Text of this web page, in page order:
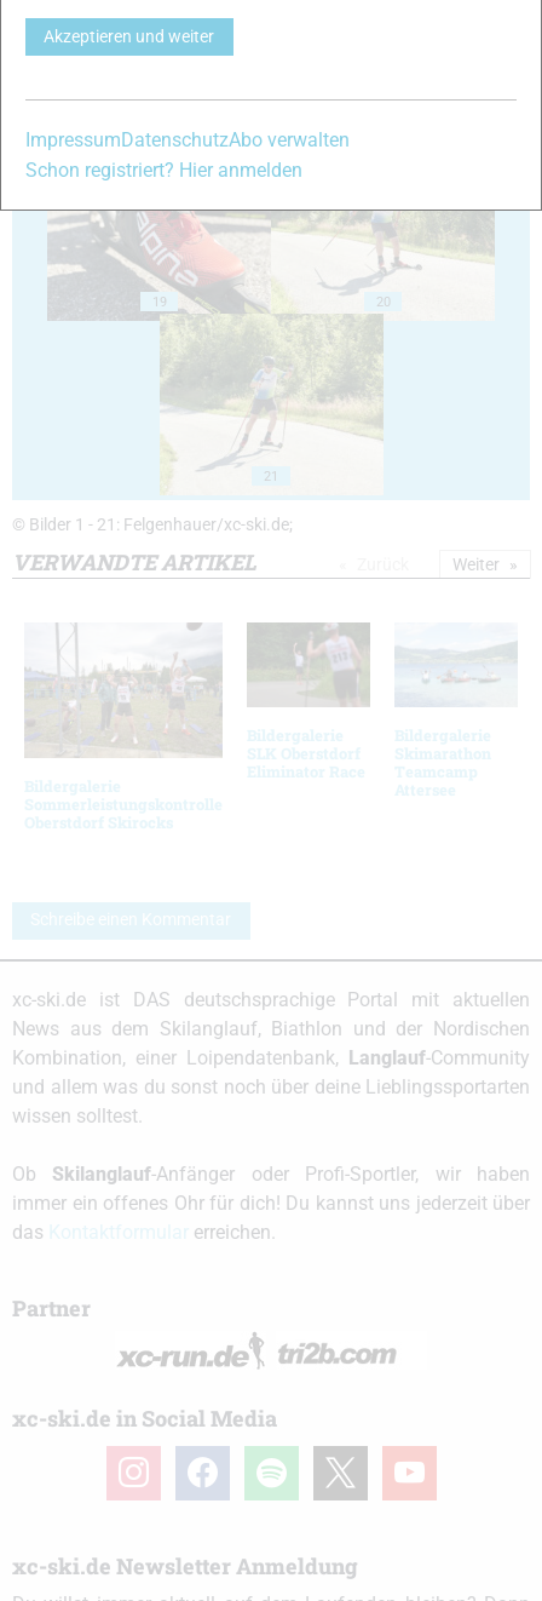
19 20
21
© Bilder 1 - 21: Felgenhauer/xc-ski.de;
VERWANDTE ARTIKEL
Bildergalerie
Sommerleistungskontrolle
Oberstdorf Skirocks
Bildergalerie
SLK Oberstdorf
Eliminator Race
Bildergalerie
Skimarathon
Teamcamp
Attersee
Weiter
Schreibe einen Kommentar
xc-ski.de ist DAS deutschsprachige Portal mit aktuellen
News aus dem Skilanglauf, Biathlon und der Nordischen
Kombination, einer Loipendatenbank, Langlauf-Community
und allem was du sonst noch über deine Lieblingssportarten
wissen solltest.
Ob Skilanglauf-Anfänger oder Profi-Sportler, wir haben
immer ein offenes Ohr für dich! Du kannst uns jederzeit über
das
erreichen.
Partner
xc-ski.de in Social Media
instagramfacebook spotify youtube
xc-ski.de Newsletter Anmeldung
Akzeptieren und weiter
ImpressumDatenschutzAbo verwalten
Schon registriert? Hier anmelden